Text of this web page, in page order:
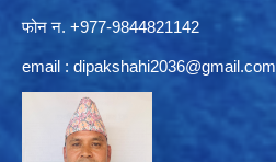
फोन न. +977-9844821142
email : dipakshahi2036@gmail.com